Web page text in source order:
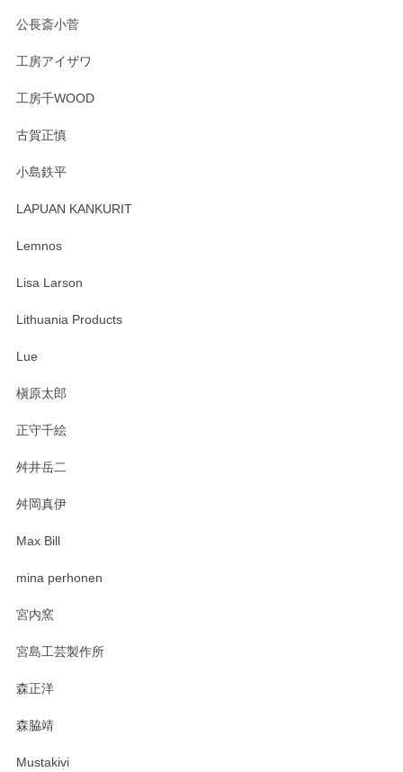
す。 素敵な湯呑みでとても気に入りました。 発送も早く、
たm(_)m
います。無事に届いたようで安心いたしまし
おかけしました。 ありがとうございます。
公長斎小菅
工房アイザワ
工房千WOOD
古賀正慎
小島鉄平
LAPUAN KANKURIT
Lemnos
Lisa Larson
Lithuania Products
Lue
槇原太郎
正守千絵
舛井岳二
舛岡真伊
Max Bill
mina perhonen
宮内窯
宮島工芸製作所
森正洋
森脇靖
Mustakivi